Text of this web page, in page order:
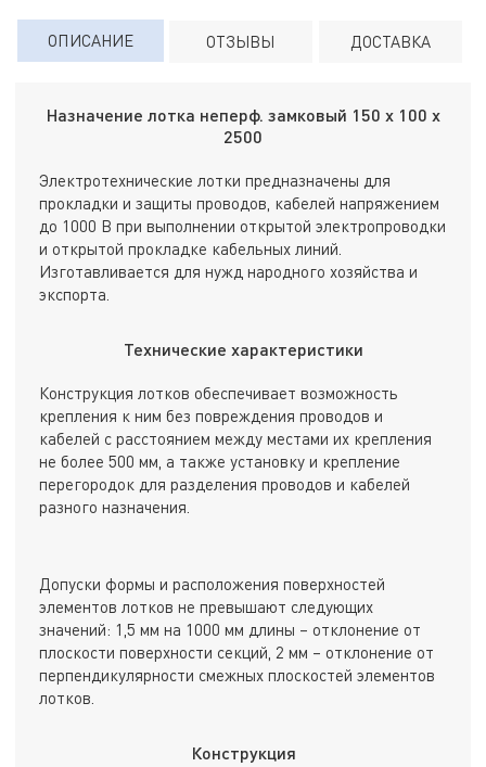
ОПИСАНИЕ ОТЗЫВЫ ДОСТАВКА
Назначение лотка неперф. замковый 150 х 100 х
2500
Электротехнические лотки предназначены для
прокладки и защиты проводов, кабелей напряжением
до 1000 В при выполнении открытой электропроводки
и открытой прокладке кабельных линий.
Изготавливается для нужд народного хозяйства и
экспорта.
Технические характеристики
Конструкция лотков обеспечивает возможность
крепления к ним без повреждения проводов и
кабелей с расстоянием между местами их крепления
не более 500 мм, а также установку и крепление
перегородок для разделения проводов и кабелей
разного назначения.
Допуски формы и расположения поверхностей
элементов лотков не превышают следующих
значений: 1,5 мм на 1000 мм длины – отклонение от
плоскости поверхности секций, 2 мм – отклонение от
перпендикулярности смежных плоскостей элементов
лотков.
Конструкция